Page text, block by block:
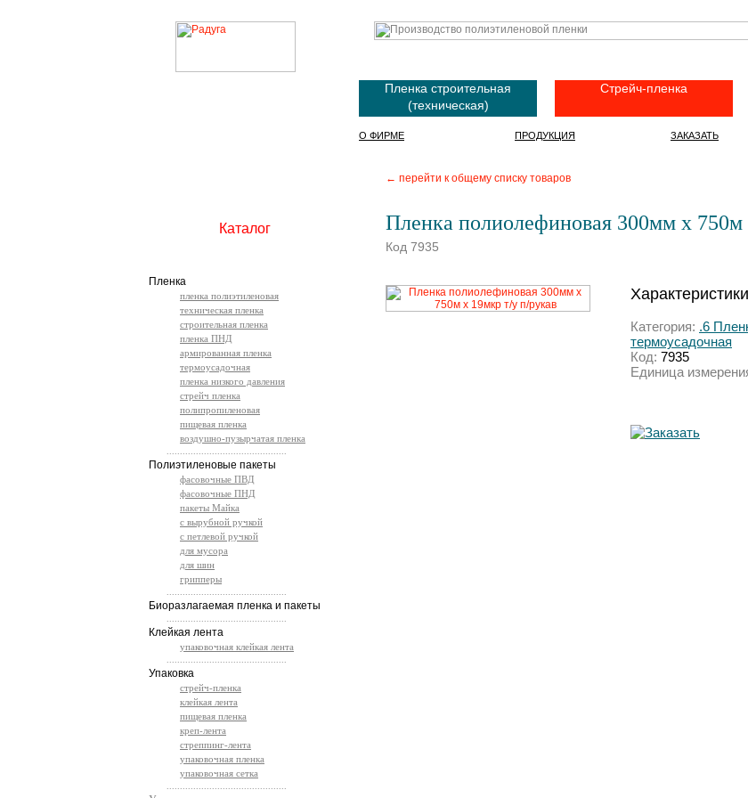
Пленка строительная
(техническая)
Стрейч-пленка
О ФИРМЕ ПРОДУКЦИЯ ЗАКАЗАТЬ
← перейти к общему списку товаров
Пленка полиолефиновая 300мм х 750м
Код 7935
Категория: .6
термоусадочная
Код: 7935
Единица
Каталог
Пленка
пленка полиэтиленовая
техническая пленка
строительная пленка
пленка ПНД
армированная пленка
термоусадочная
пленка низкого давления
стрейч пленка
полипропиленовая
пищевая пленка
воздушно-пузырчатая пленка
Полиэтиленовые пакеты
фасовочные ПВД
фасовочные ПНД
пакеты Майка
с вырубной ручкой
с петлевой ручкой
для мусора
для шин
грипперы
Биоразлагаемая пленка и пакеты
Клейкая лента
упаковочная клейкая лента
Упаковка
стрейч-пленка
клейкая лента
пищевая пленка
креп-лента
стреппинг-лента
упаковочная пленка
упаковочная сетка